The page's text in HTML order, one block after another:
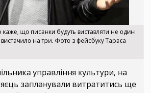
що писанки будуть виставляти не один
вистачило на три. Фото з фейсбуку Тараса
управління культури, на
яєць запланували витратитись ще